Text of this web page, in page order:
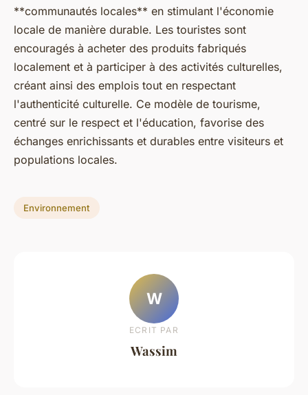
**communautés locales** en stimulant l'économie
locale de manière durable. Les touristes sont
encouragés à acheter des produits fabriqués
localement et à participer à des activités culturelles,
créant ainsi des emplois tout en respectant
l'authenticité culturelle. Ce modèle de tourisme,
centré sur le respect et l'éducation, favorise des
échanges enrichissants et durables entre visiteurs et
populations locales.
Environnement
W
ECRIT PAR
Wassim